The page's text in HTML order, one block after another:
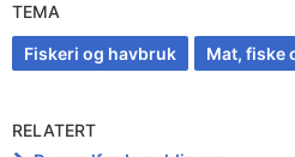
TEMA
Fiskeri og havbruk Mat, fiske
RELATERT